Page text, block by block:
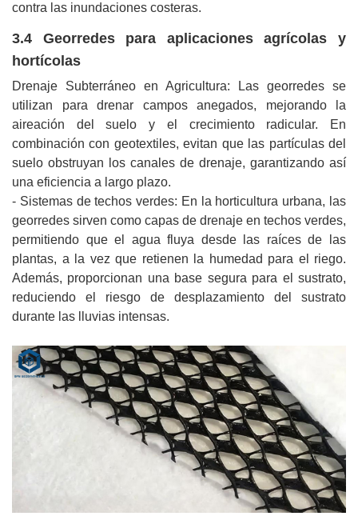
contra las inundaciones costeras.
3.4 Georredes para aplicaciones agrícolas y
hortícolas
Drenaje Subterráneo en Agricultura: Las georredes se
utilizan para drenar campos anegados, mejorando la
aireación del suelo y el crecimiento radicular. En
combinación con geotextiles, evitan que las partículas del
suelo obstruyan los canales de drenaje, garantizando así
una eficiencia a largo plazo.
- Sistemas de techos verdes: En la horticultura urbana, las
georredes sirven como capas de drenaje en techos verdes,
permitiendo que el agua fluya desde las raíces de las
plantas, a la vez que retienen la humedad para el riego.
Además, proporcionan una base segura para el sustrato,
reduciendo el riesgo de desplazamiento del sustrato
durante las lluvias intensas.